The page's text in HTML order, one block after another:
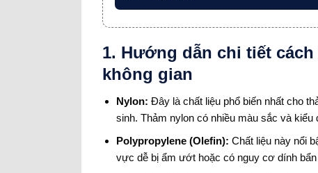
1. Hướng dẫn chi tiết
không gian
Nylon: Đây là chất liệu phổ biến nhất cho
sinh. Thảm nylon có nhiều màu sắc và
Polypropylene (Olefin): Chất liệu này nổi
vực dễ bị ẩm ướt hoặc có nguy cơ dính